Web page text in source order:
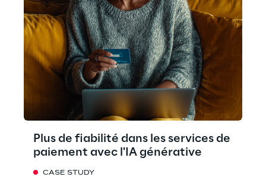
Plus de fiabilité dans les services de
paiement avec l'IA générative
CASE STUDY